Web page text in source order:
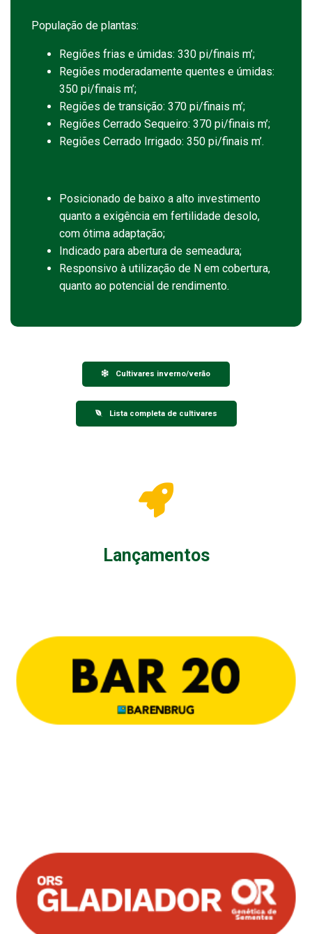
População de plantas:
Regiões frias e úmidas: 330 pi/finais m’;
Regiões moderadamente quentes e úmidas:
350 pi/finais m’;
Regiões de transição: 370 pi/finais m’;
Regiões Cerrado Sequeiro: 370 pi/finais m’;
Regiões Cerrado Irrigado: 350 pi/finais m’.
Posicionado de baixo a alto investimento
quanto a exigência em fertilidade desolo,
com ótima adaptação;
Indicado para abertura de semeadura;
Responsivo à utilização de N em cobertura,
quanto ao potencial de rendimento.
Cultivares inverno/verão
Lista completa de cultivares
Lançamentos